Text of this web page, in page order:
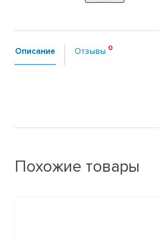
Описание Отзывы
Похожие товары